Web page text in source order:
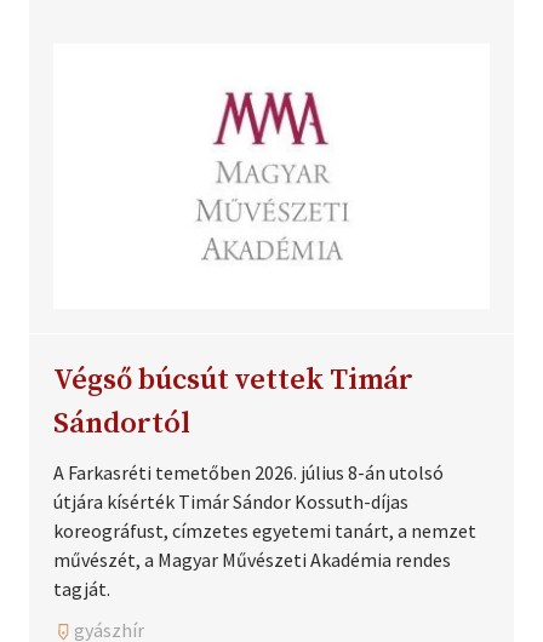
Végső búcsút vettek Timár
Sándortól
A Farkasréti temetőben 2026. július 8-án utolsó
útjára kísérték Timár Sándor Kossuth-díjas
koreográfust, címzetes egyetemi tanárt, a nemzet
művészét, a Magyar Művészeti Akadémia rendes
tagját.
gyászhír